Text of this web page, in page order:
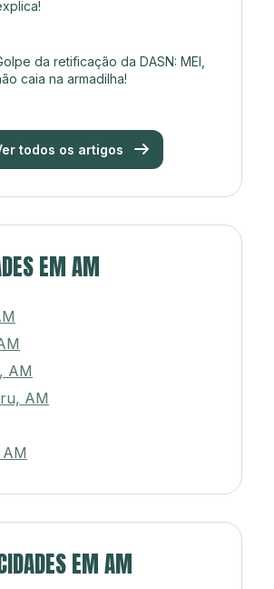
da retificação da DASN: MEI,
caia na armadilha!
todos os artigos
EM AM
AM
AM
EM AM